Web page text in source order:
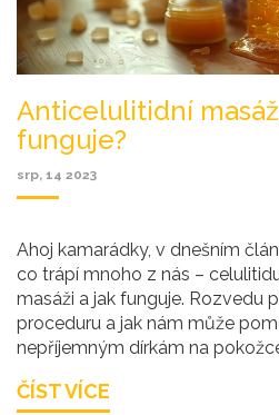
Anticelulitidní
funguje?
srp, 14 2023
Ahoj kamarádky, v dnešním
co trápí mnoho z nás –
masáži a jak funguje. Rozvedu
proceduru a jak nám může
nepříjemným dírkám na
se mnou. Ráda s vámi tyto
ČÍST VÍCE